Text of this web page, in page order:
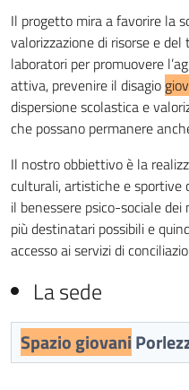
Il progetto mira a favorire la
valorizzazione di risorse e
laboratori per promuovere
attiva, prevenire il disagio
dispersione scolastica e
che possano permanere
Il nostro obbiettivo è la
culturali, artistiche e sportive
il benessere psico-sociale
più destinatari possibili e
accesso ai servizi di
La sede
Spazio giovani